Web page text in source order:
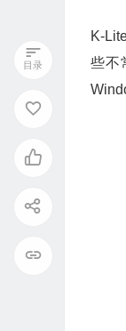
K-
些不